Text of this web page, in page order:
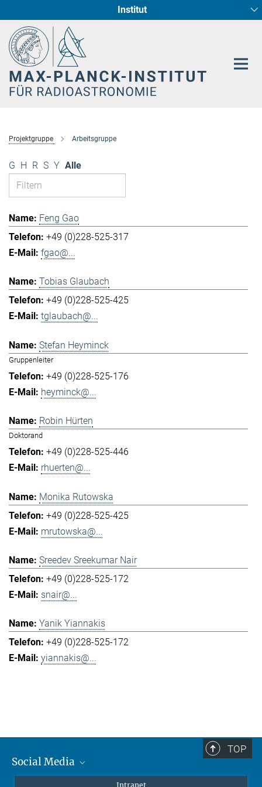
Institut
Radioastronomische Fundamentalphysik
Sternentstehung und Galaxienentwicklung
Projektgruppe Arbeitsgruppe
G H R S Y Alle
Feng Gao
+49 (0)228-525-317
fgao@...
Tobias Glaubach
+49 (0)228-525-425
tglaubach@...
Stefan Heyminck
Gruppenleiter
+49 (0)228-525-176
heyminck@...
Robin Hürten
Doktorand
+49 (0)228-525-446
rhuerten@...
Monika Rutowska
+49 (0)228-525-425
mrutowska@...
Sreedev Sreekumar Nair
+49 (0)228-525-172
snair@...
Yanik Yiannakis
+49 (0)228-525-172
yiannakis@...
TOP
Social Media
Intranet